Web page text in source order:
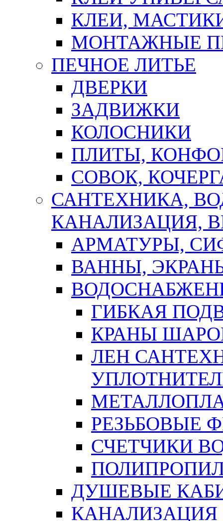
КЛЕИ,
МОНТАЖНЫЕ
ПЕЧНОЕ ЛИТЬЕ
ДВЕРКИ
ЗАДВИЖКИ
КОЛОСНИКИ
ПЛИТЫ,
СОВОК,
САНТЕХНИКА,
КАНАЛИЗАЦИЯ,
АРМАТУРЫ,
ВАННЫ,
ГИБКАЯ
КРАНЫ
ЛЕН
РЕЗЬБОВЫЕ
СЧЕТЧИКИ
ДУШЕВЫЕ
КАНАЛИЗАЦИЯ